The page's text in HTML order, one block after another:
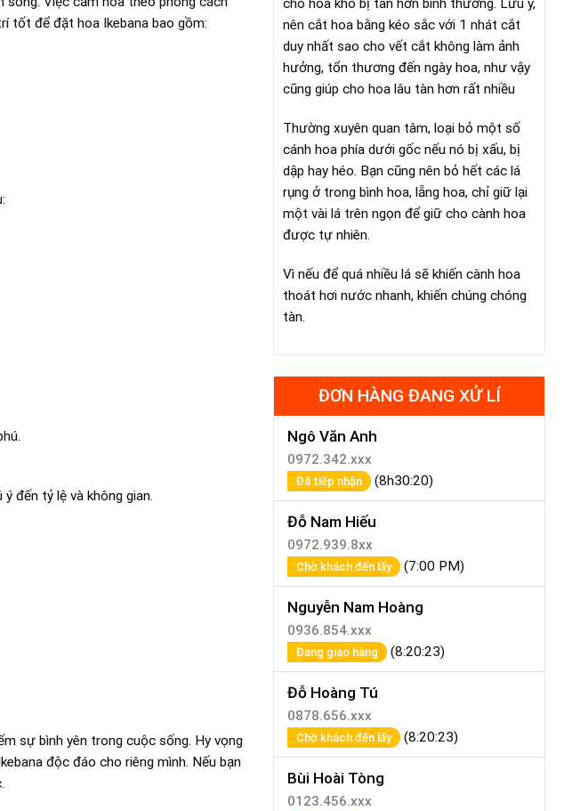
tốt để đặt hoa Ikebana bao gồm:
đến tỷ lệ và không gian.
sự bình yên trong cuộc sống. Hy vọng
độc đáo cho riêng mình. Nếu bạn
cho hoa khó bị tàn hơn bình thường. Lưu ý,
nên cắt hoa bằng kéo sắc với 1 nhát cắt
duy nhất sao cho vết cắt không làm ảnh
hưởng, tổn thương đến ngày hoa, như vậy
cũng giúp cho hoa lâu tàn hơn rất nhiều
Thường xuyên quan tâm, loại bỏ một số
cánh hoa phía dưới gốc nếu nó bị xấu, bị
dập hay héo. Bạn cũng nên bỏ hết các lá
rụng ở trong bình hoa, lẵng hoa, chỉ giữ lại
một vài lá trên ngọn để giữ cho cành hoa
được tự nhiên.
Vì nếu để quá nhiều lá sẽ khiến cành hoa
thoát hơi nước nhanh, khiến chúng chóng
tàn.
ĐƠN HÀNG ĐANG XỬ LÍ
Ngô Văn Anh
0972.342.xxx
Đã tiếp nhận (8h30:20)
Đỗ Nam Hiếu
0972.939.8xx
Chờ khách đến lấy (7:00 PM)
Nguyễn Nam Hoàng
0936.854.xxx
Đang giao hàng (8:20:23)
Đỗ Hoàng Tú
0878.656.xxx
Chờ khách đến lấy (8:20:23)
Bùi Hoài Tòng
0123.456.xxx